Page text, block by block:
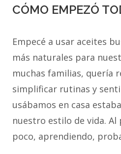
CÓMO EMPEZÓ
Empecé a usar aceites
más naturales para
muchas familias, quería
simplificar rutinas y
usábamos en casa
nuestro estilo de vida.
poco, aprendiendo,